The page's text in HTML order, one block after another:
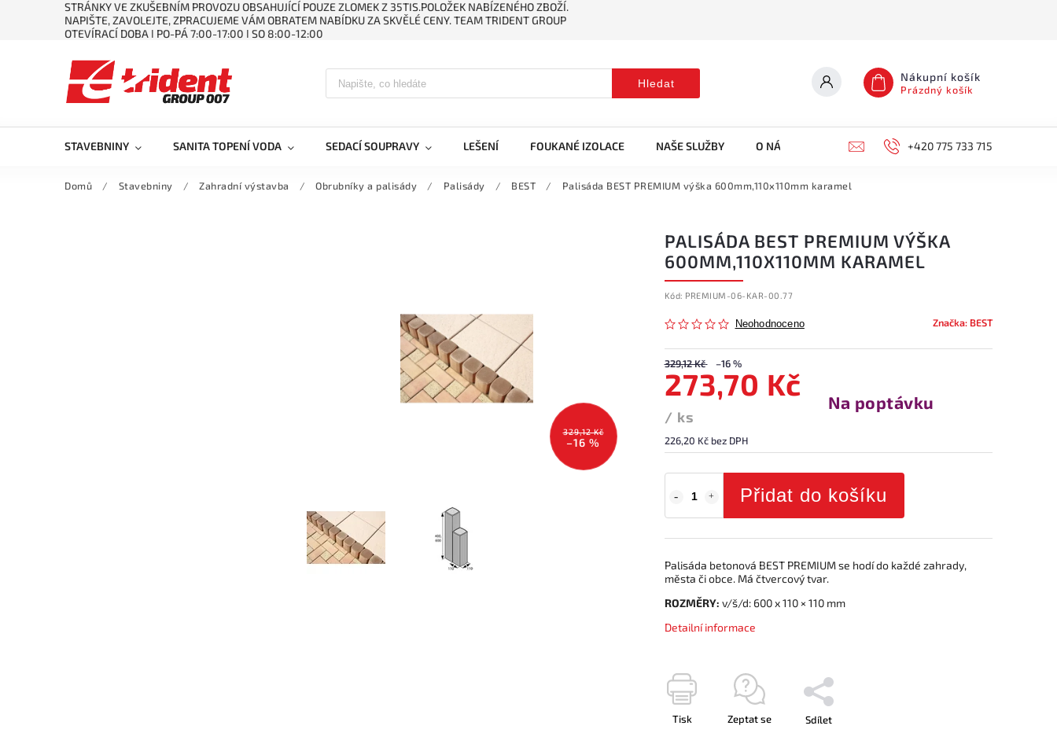
STRÁNKY VE ZKUŠEBNÍM PROVOZU OBSAHUJÍCÍ POUZE ZLOMEK Z 35TIS.POLOŽEK NABÍZENÉHO ZBOŽÍ.
NAPIŠTE, ZAVOLEJTE, ZPRACUJEME VÁM OBRATEM NABÍDKU ZA SKVĚLÉ CENY. TEAM TRIDENT GROUP
OTEVÍRACÍ DOBA ǀ PO-PÁ 7:00-17:00 ǀ SO 8:00-12:00
Hledat Nákupní košík
Prázdný košík
STAVEBNINY SANITA TOPENÍ VODA SEDACÍ SOUPRAVY LEŠENÍ FOUKANÉ IZOLACE NAŠE SLUŽBY O NÁS KONTAKTY +420 775 733 715
Domů / Stavebniny / Zahradní výstavba / Obrubníky a palisády / Palisády / BEST / Palisáda BEST PREMIUM výška 600mm,110x110mm karamel
329,12 Kč
–16 %
PALISÁDA BEST PREMIUM VÝŠKA
600MM,110X110MM KARAMEL
Kód: PREMIUM-06-KAR-00.77
Neohodnoceno Značka: BEST
329,12 Kč –16 %
273,70 Kč
/ ks
226,20 Kč bez DPH
Na poptávku
Přidat do košíku
Palisáda betonová BEST PREMIUM se hodí do každé zahrady,
města či obce. Má čtvercový tvar.
ROZMĚRY: v/š/d: 600 x 110 × 110 mm
Detailní informace
Tisk Zeptat se Sdílet